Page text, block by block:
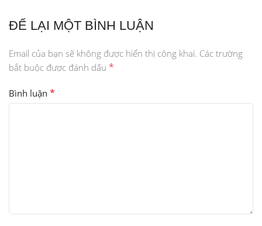
ĐỂ LẠI MỘT BÌNH LUẬN
Email của bạn sẽ không được hiển thị công khai. Các trường
bắt buộc được đánh dấu *
Bình luận *